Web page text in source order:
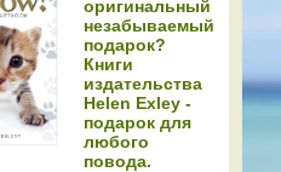
оригинальный
незабываемый
подарок?
Книги
издательства
Helen Exley -
подарок для
любого
повода.